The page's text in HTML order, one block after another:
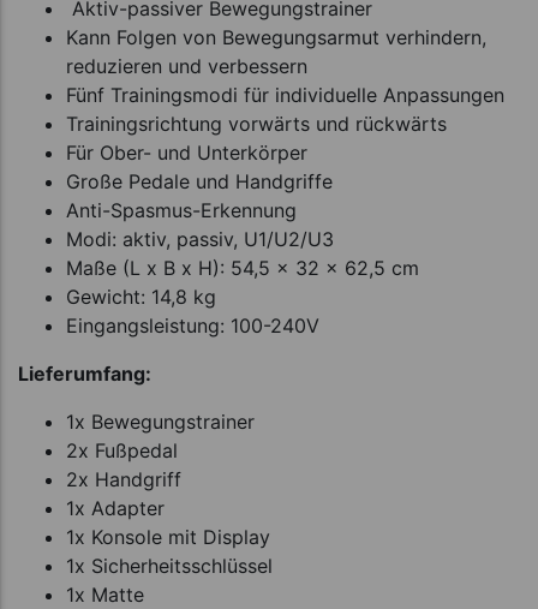
Aktiv-passiver Bewegungstrainer
Kann Folgen von Bewegungsarmut verhindern,
reduzieren und verbessern
Fünf Trainingsmodi für individuelle Anpassungen
Trainingsrichtung vorwärts und rückwärts
Für Ober- und Unterkörper
Große Pedale und Handgriffe
Anti-Spasmus-Erkennung
Modi: aktiv, passiv, U1/U2/U3
Maße (L x B x H): 54,5 x 32 x 62,5 cm
Gewicht: 14,8 kg
Eingangsleistung: 100-240V
Lieferumfang:
1x Bewegungstrainer
2x Fußpedal
2x Handgriff
1x Adapter
1x Konsole mit Display
1x Sicherheitsschlüssel
1x Matte